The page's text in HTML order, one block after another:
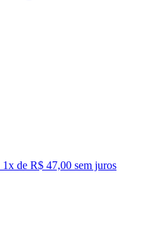
1x de R$ 47,00 sem juros